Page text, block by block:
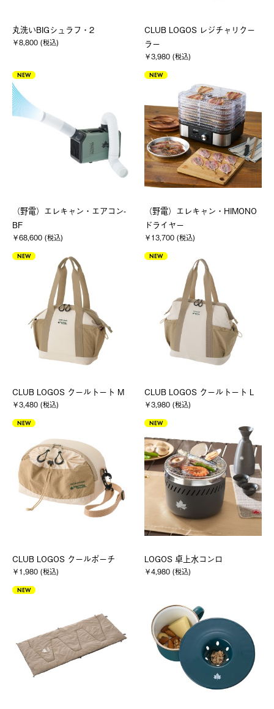
丸洗いBIGシュラフ・2
￥8,800 (税込)
CLUB LOGOS レジチャリクー
ラー
￥3,980 (税込)
NEW
（野電）エレキャン・エアコン-
BF
￥68,600 (税込)
NEW
（野電）エレキャン・HIMONO
ドライヤー
￥13,700 (税込)
NEW
CLUB LOGOS クールトート M
￥3,480 (税込)
NEW
CLUB LOGOS クールトート L
￥3,980 (税込)
NEW
CLUB LOGOS クールポーチ
￥1,980 (税込)
NEW
LOGOS 卓上水コンロ
￥4,980 (税込)
NEW